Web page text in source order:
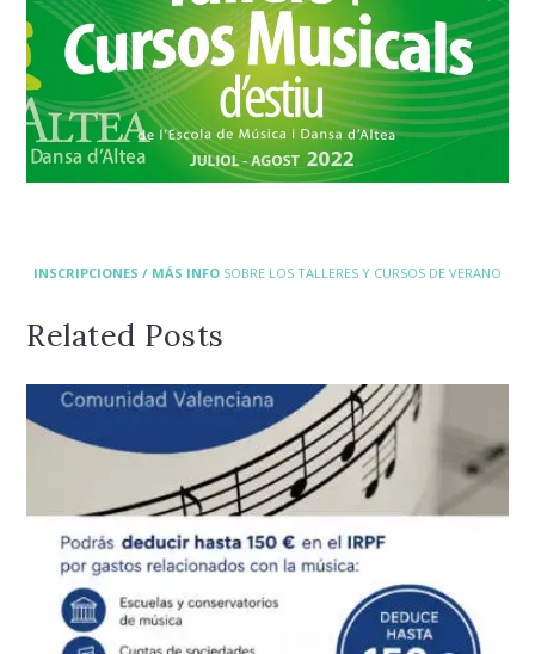
INSCRIPCIONES / MÁS INFO SOBRE LOS TALLERES Y CURSOS DE VERANO
Related Posts